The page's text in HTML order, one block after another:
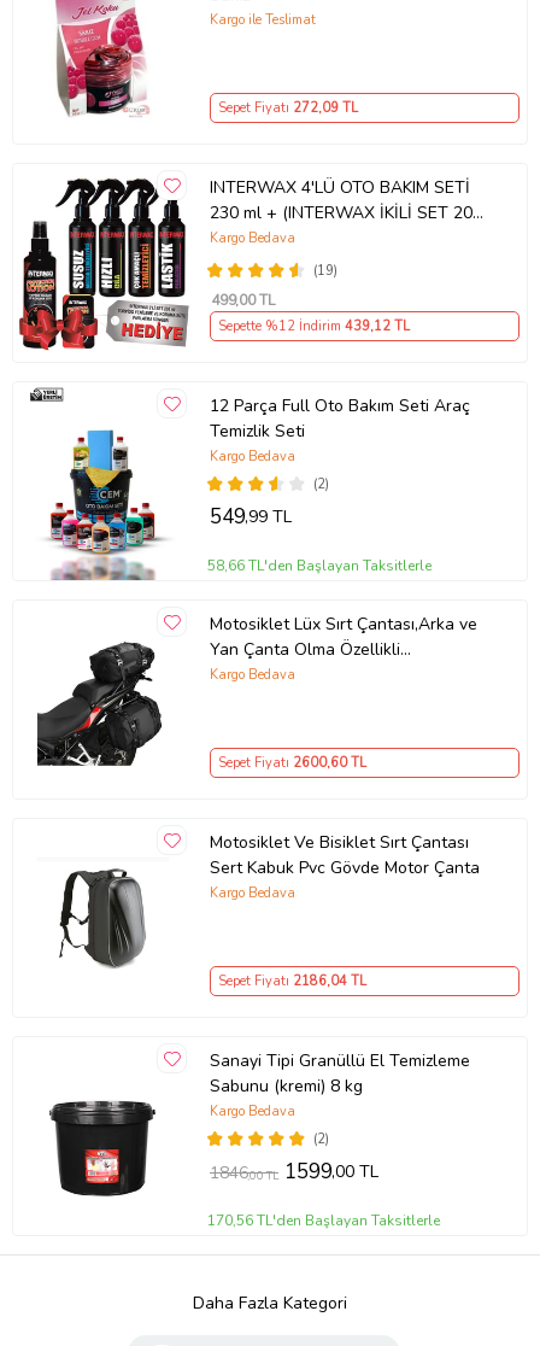
Kargo ile Teslimat
Sepet Fiyatı 272,09 TL
INTERWAX 4'LÜ OTO BAKIM SETİ
230 ml + (INTERWAX İKİLİ SET 200
ml HEDİYE)
(19)
Kargo Bedava
499,00 TL
Sepette %12 İndirim 439,12 TL
12 Parça Full Oto Bakım Seti Araç
Temizlik Seti
(2)
Kargo Bedava
549,99 TL
58,66 TL'den Başlayan Taksitlerle
Motosiklet Lüx Sırt Çantası,Arka ve
Yan Çanta Olma Özellikli
Waterproof Motor Touring Çanta 30
Kargo Bedava
Sepet Fiyatı 2600,60 TL
Motosiklet Ve Bisiklet Sırt Çantası
Sert Kabuk Pvc Gövde Motor Çanta
Kargo Bedava
Sepet Fiyatı 2186,04 TL
Sanayi Tipi Granüllü El Temizleme
Sabunu (kremi) 8 kg
(2)
Kargo Bedava
1846,00 TL 1599,00 TL
170,56 TL'den Başlayan Taksitlerle
Daha Fazla Kategori